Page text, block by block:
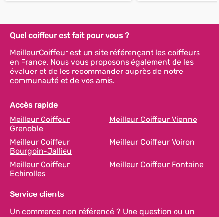
Quel coiffeur est fait pour vous ?
MeilleurCoiffeur est un site référençant les coiffeurs
en France. Nous vous proposons également de les
évaluer et de les recommander auprès de notre
communauté et de vos amis.
Accès rapide
Meilleur Coiffeur
Grenoble
Meilleur Coiffeur Vienne
Meilleur Coiffeur
Bourgoin-Jallieu
Meilleur Coiffeur Voiron
Meilleur Coiffeur
Echirolles
Meilleur Coiffeur Fontaine
Service clients
Un commerce non référencé ? Une question ou un